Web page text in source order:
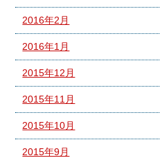
2016年2月
2016年1月
2015年12月
2015年11月
2015年10月
2015年9月